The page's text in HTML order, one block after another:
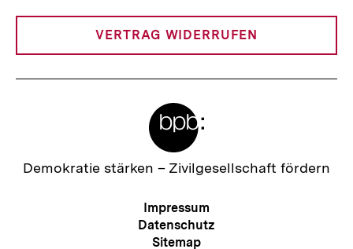
VERTRAG WIDERRUFEN
Zur
Demokratie stärken – Zivilgesellschaft fördern
Meta-
Navigation
Impressum
Datenschutz
Sitemap